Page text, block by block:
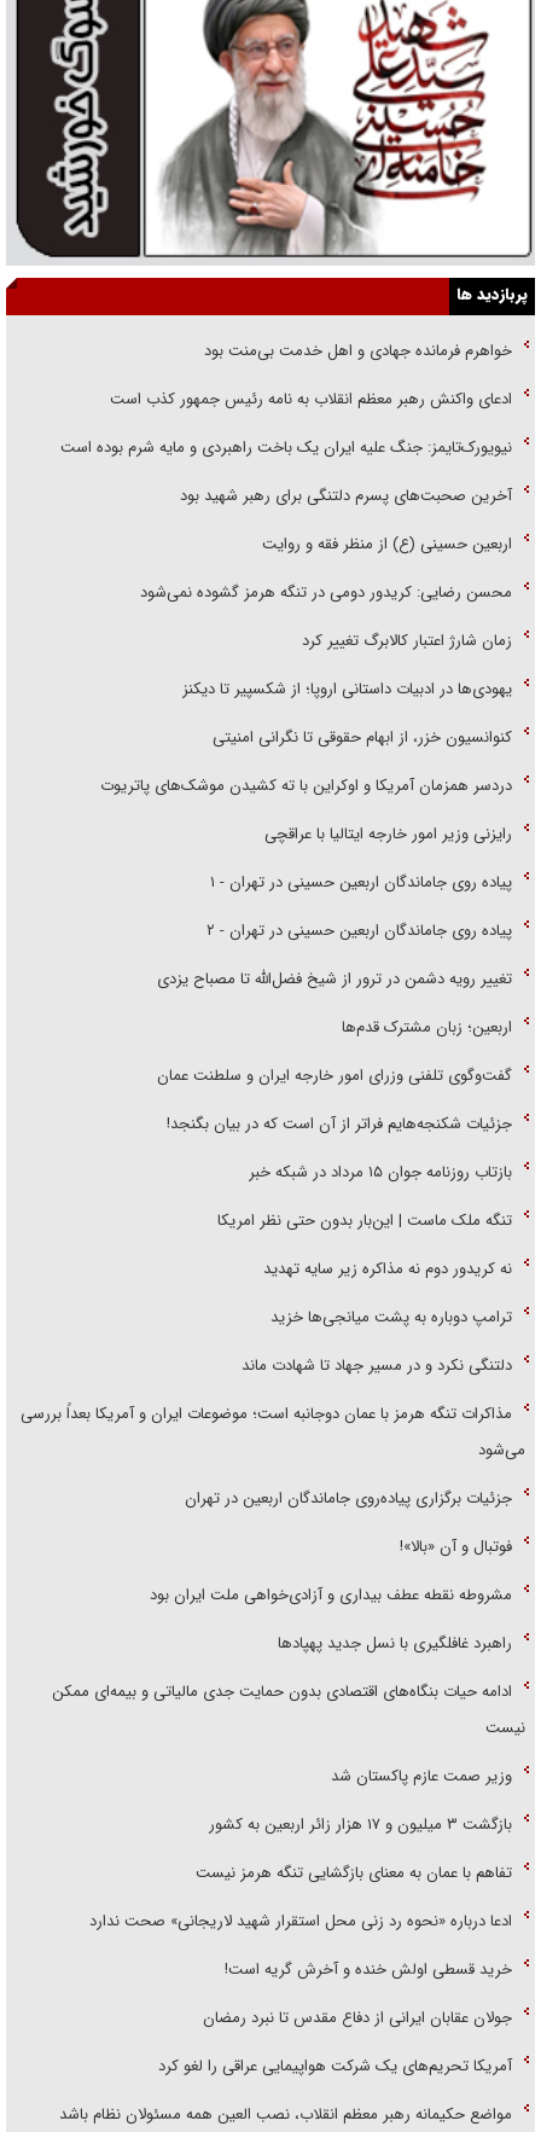
پربازدید ها
خواهرم فرمانده جهادی و اهل خدمت بی‌منت بود
ادعای واکنش رهبر معظم انقلاب به نامه رئیس جمهور کذب است
نیویورک‌تایمز: جنگ علیه ایران یک باخت راهبردی و مایه شرم بوده است
آخرین صحبت‌های پسرم دلتنگی برای رهبر شهید بود
اربعین حسینی (ع) از منظر فقه و روایت
محسن رضایی: کریدور دومی در تنگه هرمز گشوده نمی‌شود
زمان شارژ اعتبار کالابرگ تغییر کرد
یهودی‌ها در ادبیات داستانی اروپا؛ از شکسپیر تا دیکنز
کنوانسیون خزر، از ابهام حقوقی تا نگرانی امنیتی
دردسر همزمان آمریکا و اوکراین با ته کشیدن موشک‌های پاتریوت
رایزنی وزیر امور خارجه ایتالیا با عراقچی
پیاده روی جاماندگان اربعین حسینی در تهران - ۱
پیاده روی جاماندگان اربعین حسینی در تهران - ۲
تغییر رویه دشمن در ترور از شیخ فضل‌الله تا مصباح یزدی
اربعین؛ زبان مشترک قدم‌ها
گفت‌وگوی تلفنی وزرای امور خارجه ایران و سلطنت عمان
جزئیات شکنجه‌هایم فراتر از آن است که در بیان بگنجد!
بازتاب روزنامه جوان ۱۵ مرداد در شبکه خبر
تنگه ملک ماست | این‌بار بدون حتی نظر امریکا
نه کریدور دوم نه مذاکره زیر سایه تهدید
ترامپ دوباره به پشت میانجی‌ها خزید
دلتنگی نکرد و در مسیر جهاد تا شهادت ماند
مذاکرات تنگه هرمز با عمان دوجانبه است؛ موضوعات ایران و آمریکا بعداً بررسی
می‌شود
جزئیات برگزاری پیاده‌روی جاماندگان اربعین در تهران
فوتبال و آن «بالا»!
مشروطه نقطه عطف بیداری و آزادی‌خواهی ملت ایران بود
راهبرد غافلگیری با نسل جدید پهپاد‌ها
ادامه حیات بنگاه‌های اقتصادی بدون حمایت جدی مالیاتی و بیمه‌ای ممکن
نیست
وزیر صمت عازم پاکستان شد
بازگشت ۳ میلیون و ۱۷ هزار زائر اربعین به کشور
تفاهم با عمان به معنای بازگشایی تنگه هرمز نیست
ادعا درباره «نحوه رد زنی محل استقرار شهید لاریجانی» صحت ندارد
خرید قسطی اولش خنده و آخرش گریه است!
جولان عقابان ایرانی از دفاع مقدس تا نبرد رمضان
آمریکا تحریم‌های یک شرکت هواپیمایی عراقی را لغو کرد
مواضع حکیمانه رهبر معظم انقلاب، نصب العین همه مسئولان نظام باشد